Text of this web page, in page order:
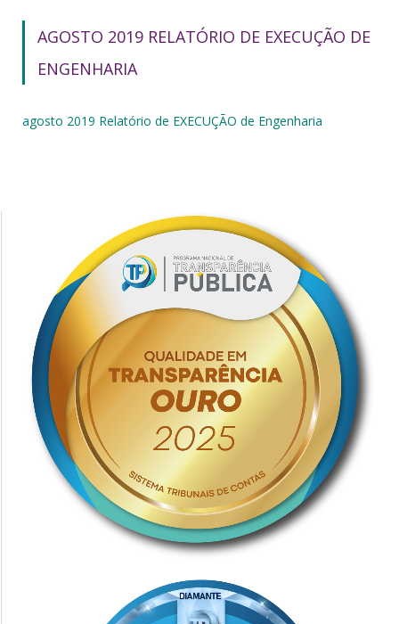
AGOSTO 2019 RELATÓRIO DE EXECUÇÃO DE
ENGENHARIA
agosto 2019 Relatório de EXECUÇÃO de Engenharia